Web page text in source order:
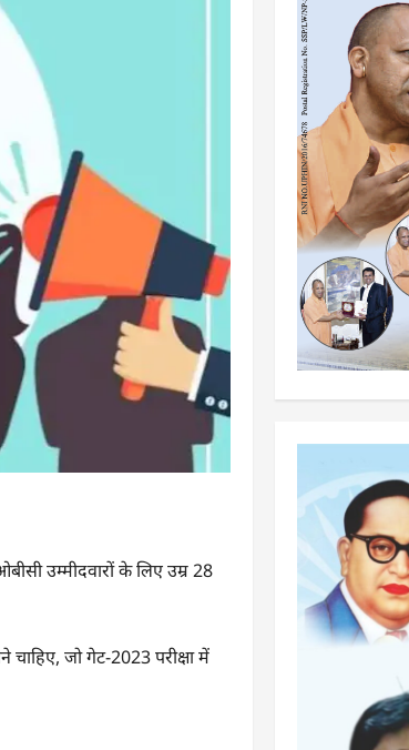
उम्मीदवारों के लिए उम्र 28
चाहिए, जो गेट-2023 परीक्षा में